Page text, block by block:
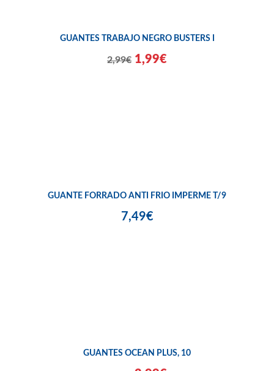
GUANTES TRABAJO NEGRO BUSTERS I
2,99€ 1,99€
GUANTE FORRADO ANTI FRIO IMPERME T/9
7,49€
GUANTES OCEAN PLUS, 10